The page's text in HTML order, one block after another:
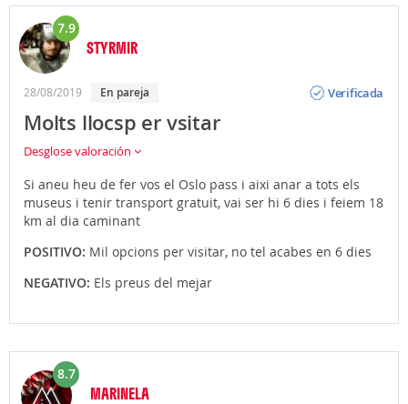
7.9
STYRMIR
28/08/2019 En pareja
Verificada
Molts llocsp er vsitar
Desglose valoración
Si aneu heu de fer vos el Oslo pass i aixi anar a tots els
museus i tenir transport gratuit, vai ser hi 6 dies i feiem 18
km al dia caminant
POSITIVO: Mil opcions per visitar, no tel acabes en 6 dies
NEGATIVO: Els preus del mejar
8.7
MARINELA